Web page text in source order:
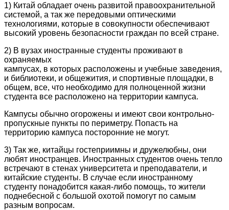
1) Китай обладает очень развитой правоохранительной
системой, а так же передовыми оптическими
технологиями, которые в совокупности обеспечивают
высокий уровень безопасности граждан по всей стране.
2) В вузах иностранные студенты проживают в
охраняемых
кампусах, в которых расположены и учебные заведения,
и библиотеки, и общежития, и спортивные площадки, в
общем, все, что необходимо для полноценной жизни
студента все расположено на территории кампуса.
Кампусы обычно огорожены и имеют свои контрольно-
пропускные пункты по периметру. Попасть на
территорию кампуса посторонние не могут.
3) Так же, китайцы гостеприимны и дружелюбны, они
любят иностранцев. Иностранных студентов очень тепло
встречают в стенах университета и преподаватели, и
китайские студенты. В случае если иностранному
студенту понадобится какая-либо помощь, то жители
поднебесной с большой охотой помогут по самым
разным вопросам.